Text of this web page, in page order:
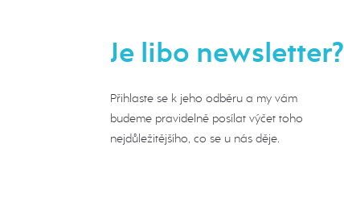
Je libo newsletter?
Přihlaste se k jeho odběru a my vám
budeme pravidelně posílat výčet toho
nejdůležitějšího, co se u nás děje.